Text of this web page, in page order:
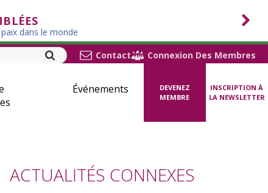
dans le monde
Contact Connexion Des Membres
Événements
DEVENEZ
MEMBRE
INSCRIPTION À
LA NEWSLETTER
ACTUALITÉS CONNEXES